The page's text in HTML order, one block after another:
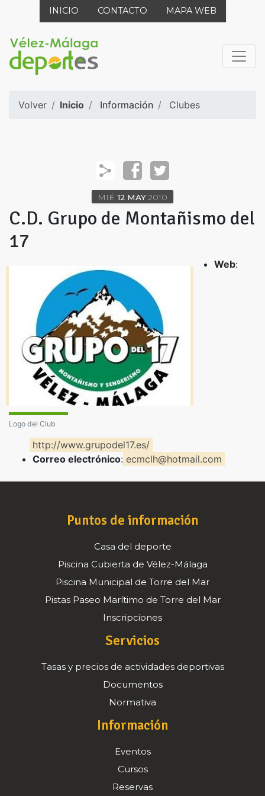
INICIO CONTACTO MAPA WEB
Volver Inicio Información Clubes
MIÉ 12 MAY2010
C.D. Grupo de Montañismo del
17
Logo del Club
Web:
http://www.grupodel17.es/
Correo electrónico: ecmclh@hotmail.com
Puntos de información
Casa del deporte
Piscina Cubierta de Vélez-Málaga
Piscina Municipal de Torre del Mar
Pistas Paseo Marítimo de Torre del Mar
Inscripciones
Servicios
Tasas y precios de actividades deportivas
Documentos
Normativa
Información
Eventos
Cursos
Reservas